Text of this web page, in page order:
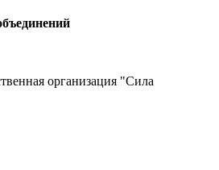
организация "Сила